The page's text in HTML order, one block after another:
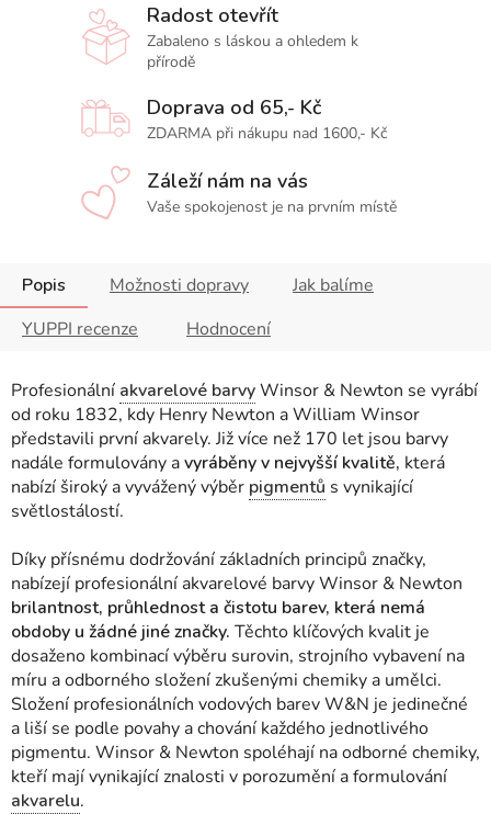
Radost otevřít
Zabaleno s láskou a ohledem k
přírodě
Doprava od 65,- Kč
ZDARMA při nákupu nad 1600,- Kč
Záleží nám na vás
Vaše spokojenost je na prvním místě
Popis Možnosti dopravy
Jak balíme
YUPPI recenze
Hodnocení
Profesionální akvarelové barvyWinsor & Newton se vyrábí
od roku 1832, kdy Henry Newton a William Winsor
představili první akvarely. Již více než 170 let jsou barvy
nadále formulovány avyráběny v nejvyšší kvalitě, která
nabízí široký a vyvážený výběr pigmentů s vynikající
světlostálostí.
Díky přísnému dodržování základních principů značky,
nabízejí profesionální akvarelové barvy Winsor & Newton
brilantnost, průhlednost a čistotu barev, která nemá
obdoby u žádné jiné značky. Těchto klíčových kvalit je
dosaženo kombinací výběru surovin, strojního vybavení na
míru a odborného složení zkušenými chemiky a umělci.
Složení profesionálních vodových barev W&N je jedinečné
a liší se podle povahy a chování každého jednotlivého
pigmentu. Winsor & Newton spoléhají na odborné chemiky,
kteří mají vynikající znalosti v porozumění a formulování
akvarelu.